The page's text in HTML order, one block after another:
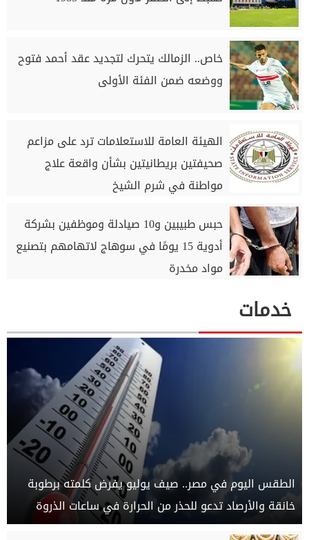
خاص.. الزمالك يتحرك لتجديد عقد أحمد فتوح
ووضعه ضمن الفئة الأولى
الهيئة العامة للاستعلامات ترد على مزاعم
صحيفتين بريطانيتين بشأن واقعة علاج
مواطنة في شرم الشيخ
حبس طبيبين و10 صيادلة وموظفين بشركة
أدوية 15 يومًا في سوهاج لاتهامهم بتصنيع
مواد مخدرة
خدمات
الطقس اليوم في مصر.. صيف يوليو يفرض كلمته برطوبة
خانقة والأرصاد تدعو للحذر من الحرارة في ساعات الذروة